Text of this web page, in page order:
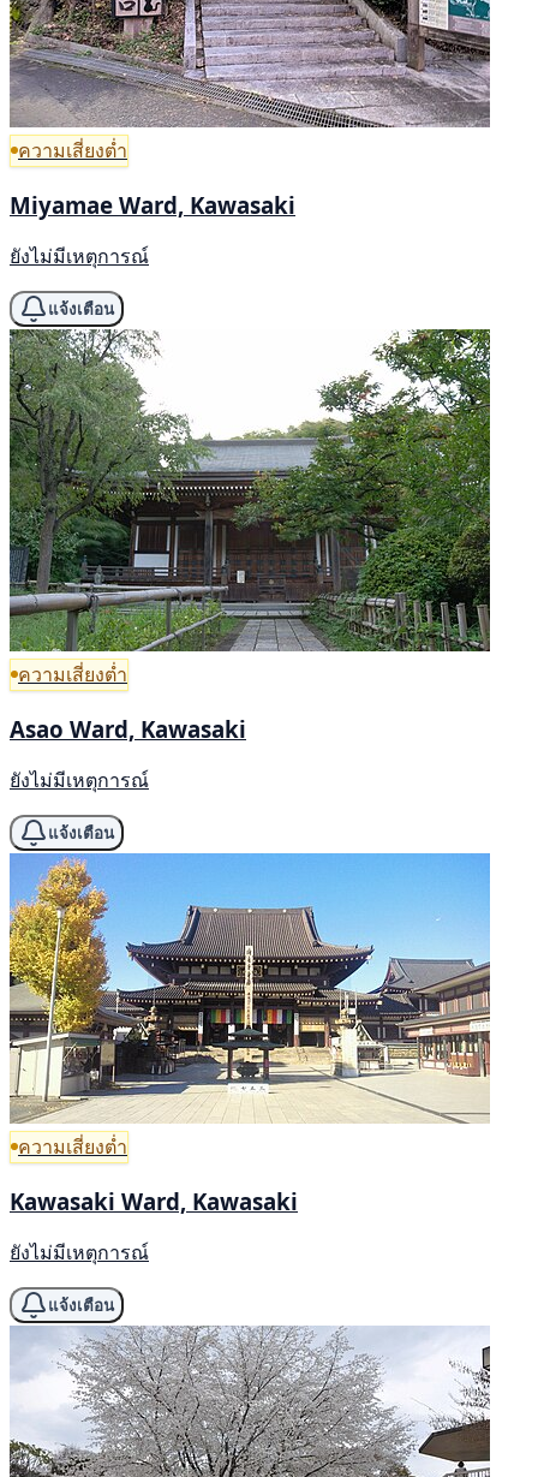
ความเสี่ยงต่ำ
Miyamae Ward, Kawasaki
ยังไม่มีเหตุการณ์
แจ้งเตือน
ความเสี่ยงต่ำ
Asao Ward, Kawasaki
ยังไม่มีเหตุการณ์
แจ้งเตือน
ความเสี่ยงต่ำ
Kawasaki Ward, Kawasaki
ยังไม่มีเหตุการณ์
แจ้งเตือน